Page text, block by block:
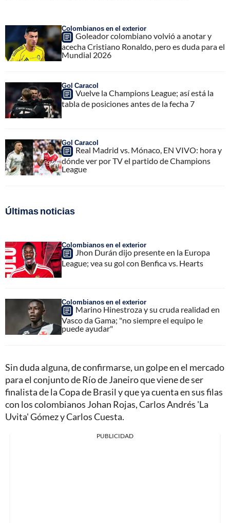
Colombianos en el exterior
Goleador colombiano volvió a anotar y
acecha Cristiano Ronaldo, pero es duda para el
Mundial 2026
Gol Caracol
Vuelve la Champions League; así está la
tabla de posiciones antes de la fecha 7
Gol Caracol
Real Madrid vs. Mónaco, EN VIVO: hora y
dónde ver por TV el partido de Champions
League
Últimas noticias
Colombianos en el exterior
Jhon Durán dijo presente en la Europa
League; vea su gol con Benfica vs. Hearts
Colombianos en el exterior
Marino Hinestroza y su cruda realidad en
Vasco da Gama; "no siempre el equipo le
puede ayudar"
Sin duda alguna, de confirmarse, un golpe en el mercado
para el conjunto de Río de Janeiro que viene de ser
finalista de la Copa de Brasil y que ya cuenta en sus filas
con los colombianos Johan Rojas, Carlos Andrés 'La
Uvita' Gómez y Carlos Cuesta.
PUBLICIDAD